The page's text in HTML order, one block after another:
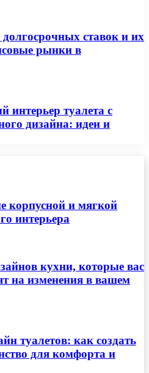
ставок и их
рынки в
интерьер туалета с
дизайна: идеи и
корпусной и мягкой
интерьера
кухни, которые вас
на изменения в вашем
туалетов: как создать
для комфорта и